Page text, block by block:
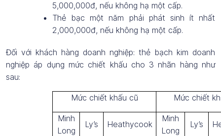
5,000,000đ, nếu không hạ một cấp.
Thẻ bạc một năm phải phát sinh ít nhất
2,000,000đ, nếu không hạ một cấp.
Đối với khách hàng doanh nghiệp: thẻ bạch kim doanh
nghiệp áp dụng mức chiết khấu cho 3 nhãn hàng như
sau:
Mức chiết khấu cũ Mức chiết
Minh
Long
Ly’s Heathycook
Minh
Long
Ly’s